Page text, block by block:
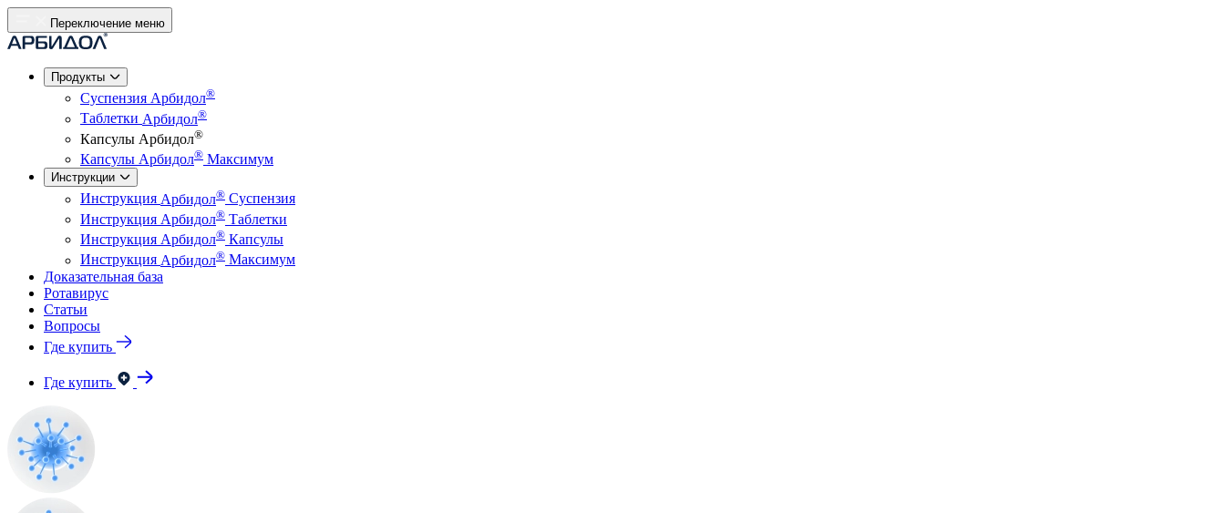
Переключение меню
Продукты
Суспензия Арбидол®
Таблетки Арбидол®
Капсулы Арбидол®
Капсулы Арбидол® Максимум
Инструкции
Инструкция Арбидол® Суспензия
Инструкция Арбидол® Таблетки
Инструкция Арбидол® Капсулы
Инструкция Арбидол® Максимум
Доказательная база
Ротавирус
Статьи
Вопросы
Где купить
Где купить